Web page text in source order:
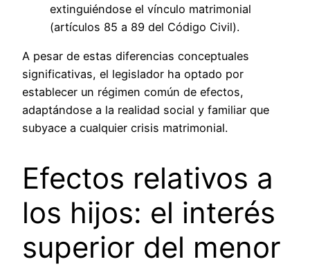
extinguiéndose el vínculo matrimonial
(artículos 85 a 89 del Código Civil).
A pesar de estas diferencias conceptuales
significativas, el legislador ha optado por
establecer un régimen común de efectos,
adaptándose a la realidad social y familiar que
subyace a cualquier crisis matrimonial.
Efectos relativos a
los hijos: el interés
superior del menor